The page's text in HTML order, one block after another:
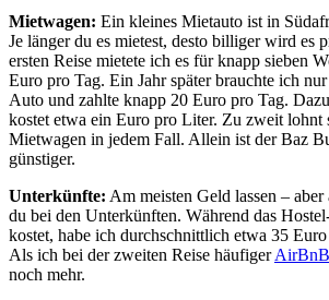
Mietwagen: Ein kleines Mietauto ist in
Je länger du es mietest, desto billiger wird es
ersten Reise mietete ich es für knapp sieben
Euro pro Tag. Ein Jahr später brauchte ich
Auto und zahlte knapp 20 Euro pro Tag.
kostet etwa ein Euro pro Liter. Zu zweit lohnt
Mietwagen in jedem Fall. Allein ist der Baz
günstiger.
Unterkünfte: Am meisten Geld lassen – aber
du bei den Unterkünften. Während das
kostet, habe ich durchschnittlich etwa 35
Als ich bei der zweiten Reise häufigerAirBnB
noch mehr.